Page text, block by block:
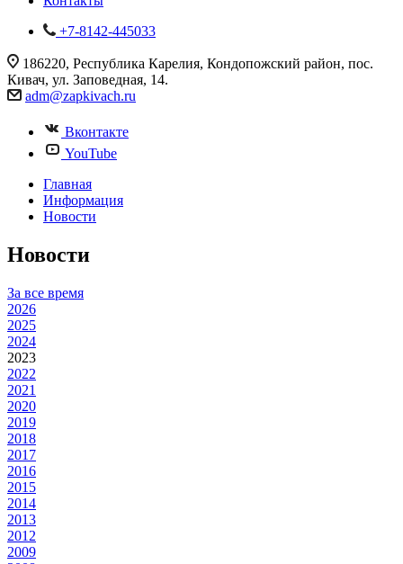
+7-8142-445033
186220, Республика Карелия, Кондопожский район, пос.
Кивач, ул. Заповедная, 14.
adm@zapkivach.ru
Вконтакте
YouTube
Главная
Информация
Новости
Новости
За все время
2026
2025
2024
2023
2022
2021
2020
2019
2018
2017
2016
2015
2014
2013
2012
2009